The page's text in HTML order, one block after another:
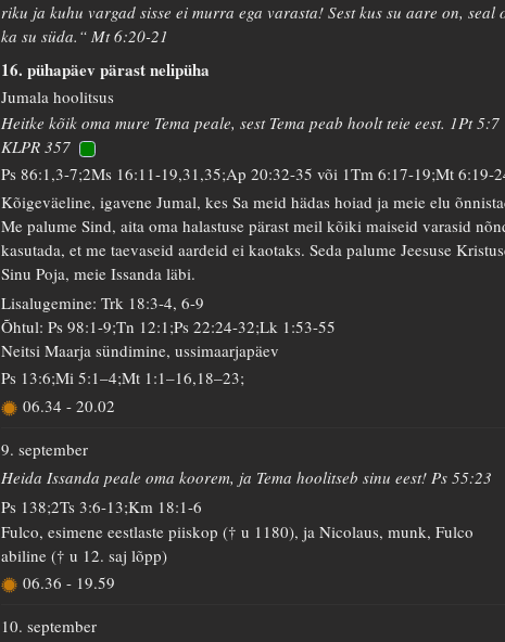
riku ja kuhu vargad sisse ei murra ega varasta! Sest kus su aare on, seal
ka su süda.“ Mt 6:20-21
16. pühapäev pärast nelipüha
Jumala hoolitsus
Heitke kõik oma mure Tema peale, sest Tema peab hoolt teie eest. 1Pt 5:7
KLPR 357
Ps 86:1,3-7;2Ms 16:11-19,31,35;Ap 20:32-35 või 1Tm 6:17-19;Mt 6:19-
Kõigeväeline, igavene Jumal, kes Sa meid hädas hoiad ja meie elu
Me palume Sind, aita oma halastuse pärast meil kõiki maiseid varasid
kasutada, et me taevaseid aardeid ei kaotaks. Seda palume Jeesuse
Sinu Poja, meie Issanda läbi.
Lisalugemine: Trk 18:3-4, 6-9
Õhtul: Ps 98:1-9;Tn 12:1;Ps 22:24-32;Lk 1:53-55
Neitsi Maarja sündimine, ussimaarjapäev
Ps 13:6;Mi 5:1–4;Mt 1:1–16,18–23;
06.34 - 20.02
9. september
Heida Issanda peale oma koorem, ja Tema hoolitseb sinu eest! Ps 55:23
Ps 138;2Ts 3:6-13;Km 18:1-6
Fulco, esimene eestlaste piiskop († u 1180), ja Nicolaus, munk, Fulco
abiline († u 12. saj lõpp)
06.36 - 19.59
10. september